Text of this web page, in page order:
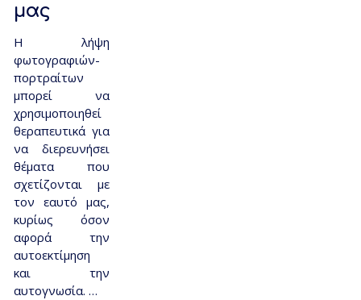
μας
Η λήψη
φωτογραφιών-
πορτραίτων
μπορεί να
χρησιμοποιηθεί
θεραπευτικά για
να διερευνήσει
θέματα που
σχετίζονται με
τον εαυτό μας,
κυρίως όσον
αφορά την
αυτοεκτίμηση
και την
αυτογνωσία. …